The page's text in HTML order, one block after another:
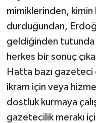
mimiklerinden, kimin
durduğundan,
geldiğinden
herkes bir sonuç
Hatta bazı gazeteci
ikram için veya
dostluk kurmaya
gazetecilik merakı